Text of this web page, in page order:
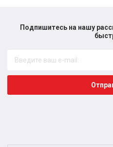
Подпишитесь на нашу